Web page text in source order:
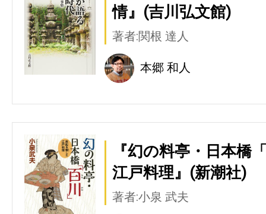
情』(吉川弘文館)
著者:関根 達人
本郷 和人
『幻の料亭・日本橋
江戸料理』(新潮社)
著者:小泉 武夫